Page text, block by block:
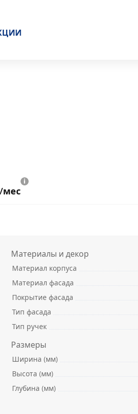
/мес
Материалы и декор
Материал корпуса
Материал фасада
Покрытие фасада
Тип фасада
Тип ручек
Размеры
Ширина (мм)
Высота (мм)
Глубина (мм)